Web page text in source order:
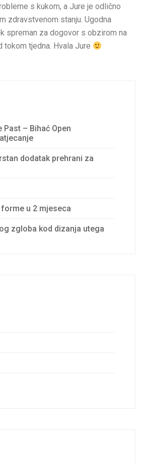
s kukom, a Jure je odlično
zdravstvenom stanju. Ugodna
spreman za dogovor s obzirom na
tokom tjedna. Hvala Jure
Past – Bihać Open
dodatak prehrani za
u 2 mjeseca
zgloba kod dizanja utega